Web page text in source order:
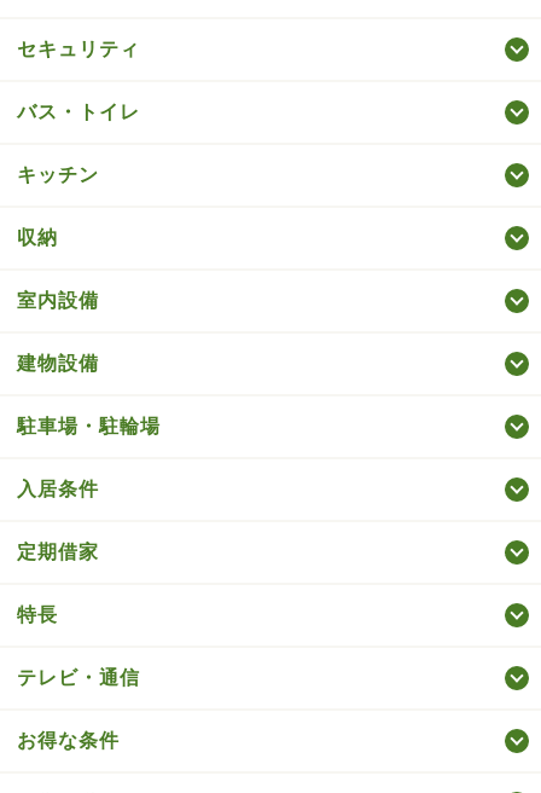
セキュリティ
バス・トイレ
キッチン
収納
室内設備
建物設備
駐車場・駐輪場
入居条件
定期借家
特長
テレビ・通信
お得な条件